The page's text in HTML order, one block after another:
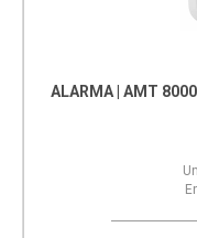
ALARMA | AMT